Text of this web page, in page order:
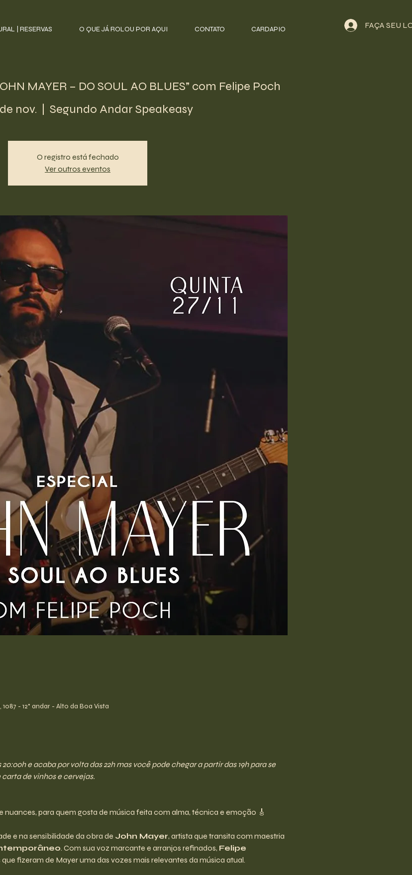
| RESERVAS O QUE JÁ ROLOU POR AQUI CONTATO CARDAPIO FAÇA SEU
MAYER – DO SOUL AO BLUES” com Felipe Poch
nov.
  |
Segundo Andar Speakeasy
O registro está fechado
Ver outros eventos
- 12° andar - Alto da Boa Vista
e acaba por volta das 22h mas você pode chegar a partir das 19h para se
de vinhos e cervejas.
nuances, para quem gosta de música feita com alma, técnica e emoção 🎸
e na sensibilidade da obra de John Mayer, artista que transita com maestria
. Com sua voz marcante e arranjos refinados, Felipe
fizeram de Mayer uma das vozes mais relevantes da música atual.